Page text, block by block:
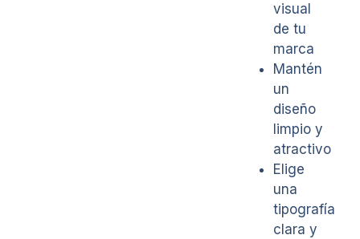
visual
de tu
marca
Mantén
un
diseño
limpio y
atractivo
Elige
una
tipografía
clara y